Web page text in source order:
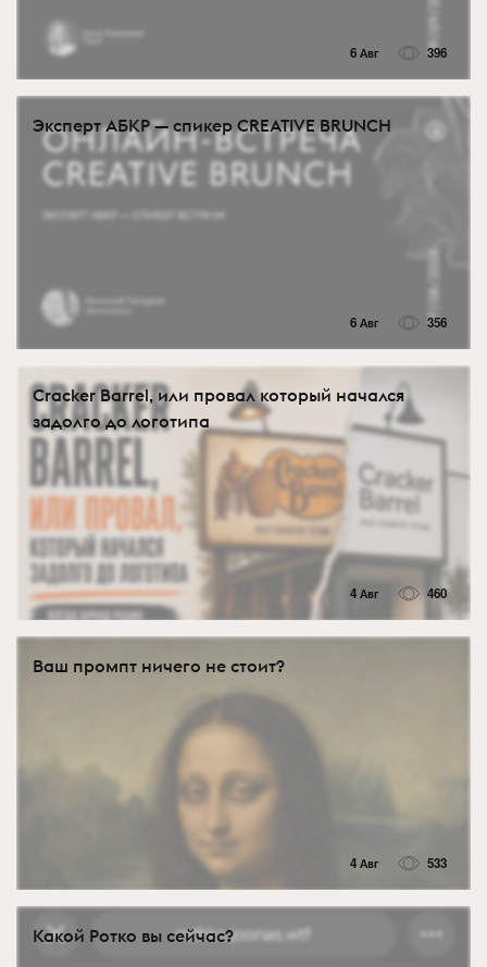
6 Авг 396
Эксперт АБКР — спикер CREATIVE BRUNCH
6 Авг 356
Cracker Barrel, или провал который начался
задолго до логотипа
4 Авг 460
Ваш промпт ничего не стоит?
4 Авг 533
Какой Ротко вы сейчас?